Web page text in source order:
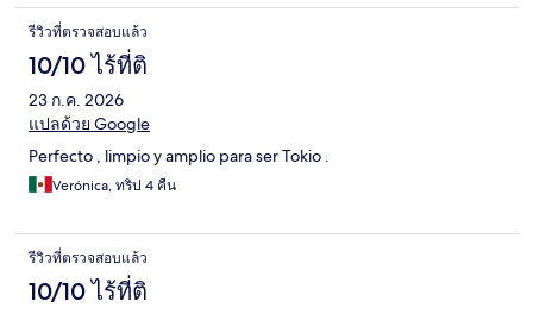
รีวิวที่ตรวจสอบแล้ว
10/10 ไร้ที่ติ
23 ก.ค. 2026
แปลด้วย Google
Perfecto , limpio y amplio para ser Tokio .
Verónica, ทริป 4 คืน
รีวิวที่ตรวจสอบแล้ว
10/10 ไร้ที่ติ